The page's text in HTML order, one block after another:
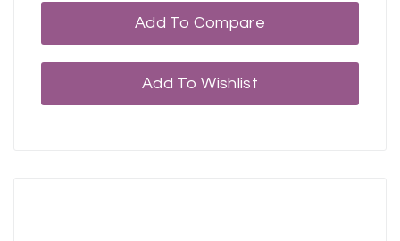
Add To Compare
Add To Wishlist